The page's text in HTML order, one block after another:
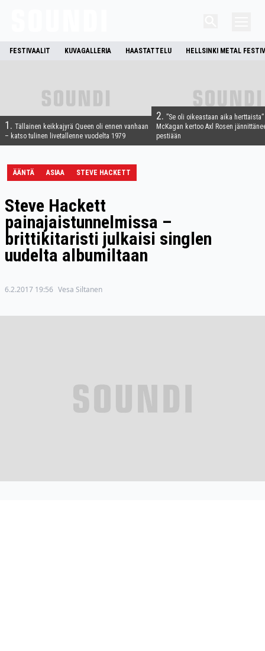
FESTIVAALIT KUVAGALLERIA HAASTATTELU HELLSINKI METAL
1. Tällainen keikkajyrä Queen oli ennen vanhaan
– katso tulinen livetallenne vuodelta 1979
2. ”Se oli oikeastaan aika
McKagan kertoo Axl Rosen
pestiään
ÄÄNTÄ ASIAA STEVE HACKETT
Steve Hackett
painajaistunnelmissa –
brittikitaristi julkaisi singlen
uudelta albumiltaan
6.2.2017 19:56 Vesa Siltanen